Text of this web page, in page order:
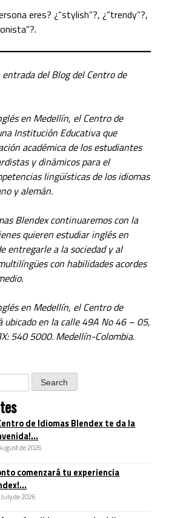
eres? ¿”stylish”?, ¿”trendy”?,
del Blog del Centro de
en Medellín, el Centro de
Institución Educativa que
académica de los estudiantes
y dinámicos para el
lingüísticas de los idiomas
y alemán.
Blendex continuaremos con la
quieren estudiar inglés en
entregarle a la sociedad y al
con habilidades acordes
en Medellín, el Centro de
ubicado en la calle 49A No 46 – 05,
540 5000. Medellín-Colombia.
de Idiomas Blendex te da la
de 2026
comenzará tu experiencia
de 2026